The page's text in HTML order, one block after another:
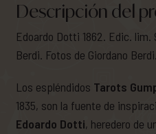
Descripción del
Edoardo Dotti 1862. Edic.
Berdi. Fotos de Giordano Berdi.
Los espléndidos Tarots
1835, son la fuente de
Edoardo Dotti, heredero de